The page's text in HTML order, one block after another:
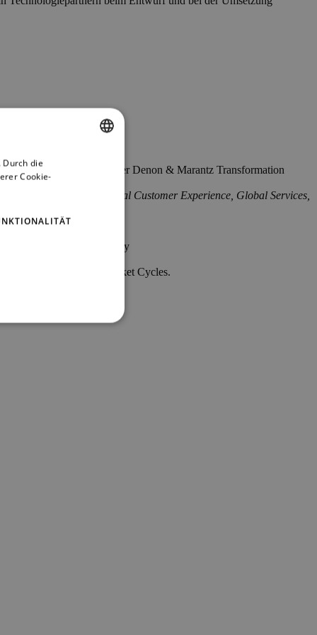
inkl. einer Vorstellung der Denon & Marantz Transformation
Principal Consultant, Digital Customer Experience, Global Services,
of the Customer Journey
accelerate Concept-to-Market Cycles.
die
Cookie-